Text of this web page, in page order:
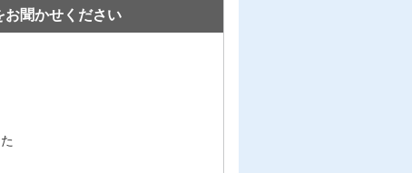
お聞かせください